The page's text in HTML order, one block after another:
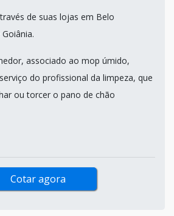
de suas lojas em Belo
associado ao mop úmido,
do profissional da limpeza, que
ou torcer o pano de chão
Cotar agora